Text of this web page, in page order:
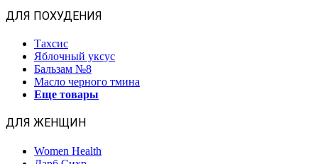
ДЛЯ ПОХУДЕНИЯ
Тахсис
Яблочный уксус
Бальзам №8
Масло черного тмина
Еще товары
ДЛЯ ЖЕНЩИН
Women Health